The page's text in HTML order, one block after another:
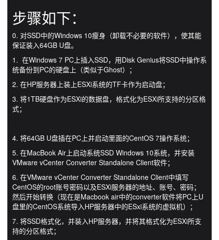
步骤如下：
0. 对SSD中的Windows 10瘦身（卸载不必要的软件），使其能
保证装入64GB U盘。
1. 在Windows 7 PC上插入SSD，用Disk Genius将SSD中操作系
统备份到PC的硬盘上（类似于Ghost）；
2. 在HP服务器上装上ESXi系统的TF卡作为启动盘；
3. 将1TB硬盘作为ESXi的数据盘，格式化为ESXi所支持的分区格
式；
4. 将64GB U盘插在PC上并启动里面的CentOS 7操作系统；
5. 在MacBook Air上启动系统SSD Windows 10系统，并安装
VMware vCenter Converter Standalone Client软件；
6. 在VMware vCenter Converter Standalone Client中填写
CentOS的root账号密码以及ESXi服务器的地址、账号、密码；
然后开始转换（现在是Macbook air中的converter软件将PC上U
盘里的CentOS系统导入HP服务器中的ESxi系统的虚拟机）；
7. 将SSD格式化，并装入HP服务器，并将其格式化为ESXi所支
持的分区格式；